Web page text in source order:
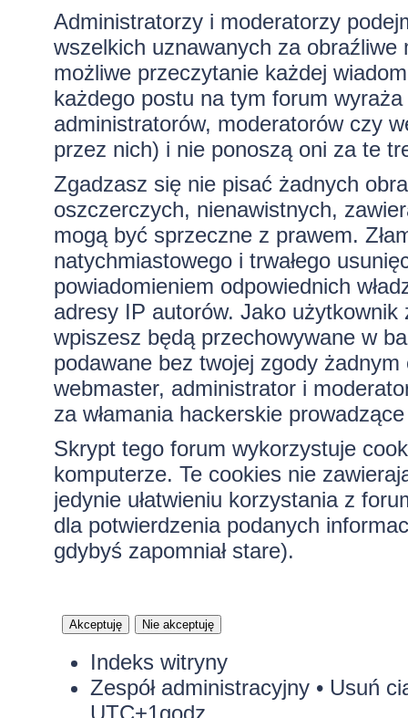
Administratorzy i moderatorzy
wszelkich uznawanych za obraźliwe
możliwe przeczytanie każdej
każdego postu na tym forum
administratorów, moderatorów czy
przez nich) i nie ponoszą oni za te
Zgadzasz się nie pisać żadnych
oszczerczych, nienawistnych,
mogą być sprzeczne z prawem.
natychmiastowego i trwałego
powiadomieniem odpowiednich
adresy IP autorów. Jako
wpiszesz będą przechowywane w
podawane bez twojej zgody
webmaster, administrator i
za włamania hackerskie
Skrypt tego forum wykorzystuje
komputerze. Te cookies nie
jedynie ułatwieniu korzystania z
dla potwierdzenia podanych
gdybyś zapomniał stare).
Indeks witryny
Zespół administracyjny• Usuń
UTC+1godz.